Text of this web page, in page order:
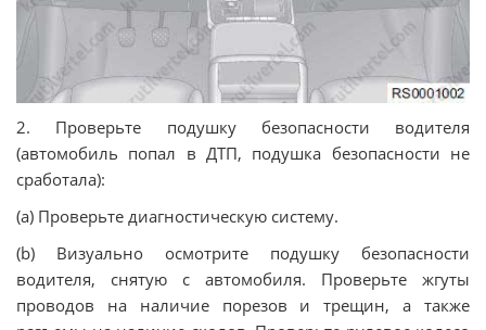
2. Проверьте подушку безопасности водителя
(автомобиль попал в ДТП, подушка безопасности не
сработала):
(a) Проверьте диагностическую систему.
(b) Визуально осмотрите подушку безопасности
водителя, снятую с автомобиля. Проверьте жгуты
проводов на наличие порезов и трещин, а также